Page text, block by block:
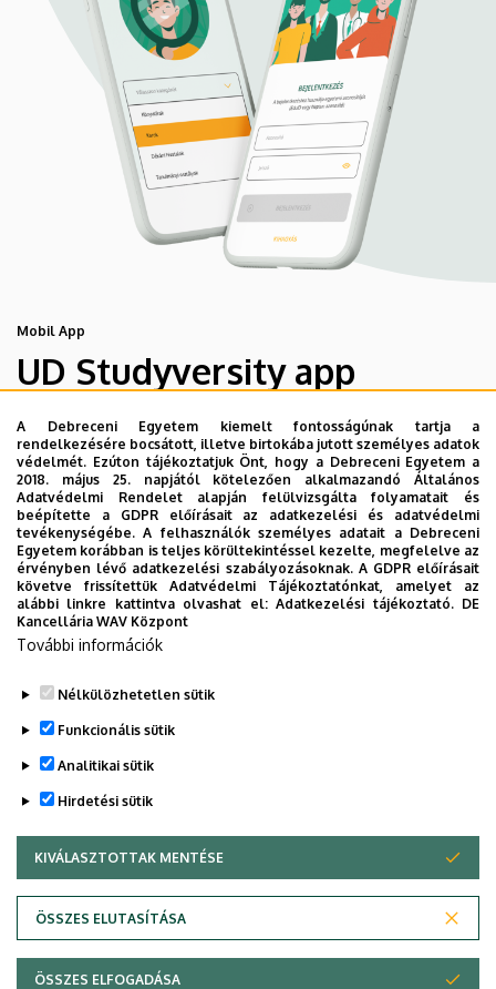
Mobil App
UD Studyversity app
Engedd meg, hogy figyelmedbe ajánljuk a Debreceni
Egyetem új applikációját, melyet hallgatói számára
készített. Az alkalmazás bevezetésével célunk, hogy
segítsünk eligazodni az egyetemi mindennapokban, a
tanulmányaiddal kapcsolatban gyorsan elérhető
információkat biztosítsunk, útmutatót adjunk az egyetemi
évek során felmerülő helyzetekkel, kérdésekkel
kapcsolatban, továbbá „zsebközelbe” hozzuk az Egyetem
és Debrecen város kulturális és sport életét.
Adatvédelem
A Debreceni Egyetem kiemelt fontosságúnak tartja a
rendelkezésére bocsátott, illetve birtokába jutott személyes adatok
védelmét. Ezúton tájékoztatjuk Önt, hogy a Debreceni Egyetem a
2018. május 25. napjától kötelezően alkalmazandó Általános
Adatvédelmi Rendelet alapján felülvizsgálta folyamatait és
beépítette a GDPR előírásait az adatkezelési és adatvédelmi
tevékenységébe. A felhasználók személyes adatait a Debreceni
Egyetem korábban is teljes körültekintéssel kezelte, megfelelve az
érvényben lévő adatkezelési szabályozásoknak. A GDPR előírásait
követve frissítettük Adatvédelmi Tájékoztatónkat, amelyet az
alábbi linkre kattintva olvashat el:Adatkezelési tájékoztató. DE
Kancellária WAV Központ
További információk
Nélkülözhetetlen sütik
Funkcionális sütik
Analitikai sütik
Hirdetési sütik
KIVÁLASZTOTTAK MENTÉSE
ÖSSZES ELUTASÍTÁSA
WITHDRAW CONSENT
ÖSSZES ELFOGADÁSA